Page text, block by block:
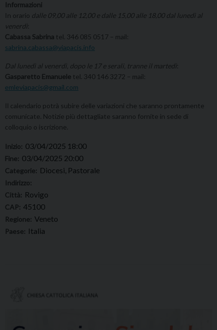
Informazioni
In orario dalle 09,00 alle 12,00 e dalle 15,00 alle 18,00 dal lunedì al
venerdì:
Cabassa Sabrina tel. 346 085 0517 – mail:
sabrina.cabassa@viapacis.info
Dal lunedì al venerdì, dopo le 17 e serali, tranne il martedì:
Gasparetto Emanuele tel. 340 146 3272 – mail:
emleviapacis@gmail.com
Il calendario potrà subire delle variazioni che saranno prontamente
comunicate. Notizie più dettagliate saranno fornite in sede di
colloquio o iscrizione.
Inizio: 03/04/2025 18:00
Fine: 03/04/2025 20:00
Categorie: Diocesi, Pastorale
Indirizzo:
Città: Rovigo
CAP: 45100
Regione: Veneto
Paese: Italia